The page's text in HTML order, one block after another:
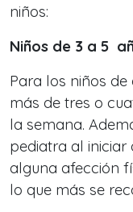
niños:
Niños de 3 a 5
Para los niños
más de tres o
la semana.
pediatra al
alguna afección
lo que más se